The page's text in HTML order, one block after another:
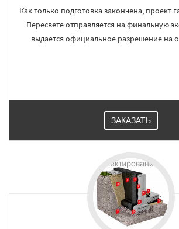
Как только подготовка закончена, проект
Пересвете отправляется на финальную
выдается официальное разрешение на
ЗАКАЗАТЬ